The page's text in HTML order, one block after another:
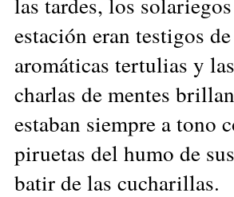
estación eran testigos
aromáticas tertulias y
charlas de mentes
estaban siempre a tono
piruetas del humo de
batir de las cucharillas.